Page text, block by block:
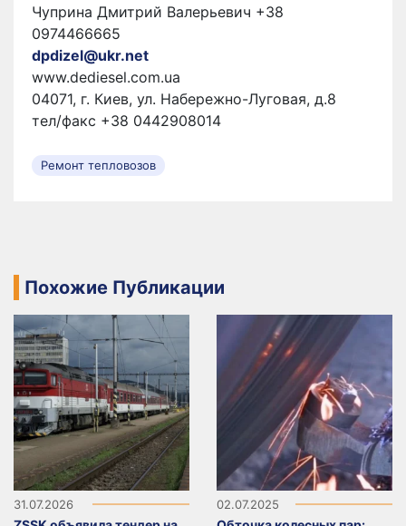
Чуприна Дмитрий Валерьевич +38
0974466665
dpdizel@ukr.net
www.dediesel.com.ua
04071, г. Киев, ул. Набережно-Луговая, д.8
тел/факс +38 0442908014
Ремонт тепловозов
Похожие Публикации
31.07.2026 02.07.2025